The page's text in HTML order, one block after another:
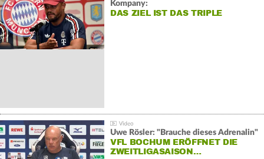
Kompany:
DAS ZIEL IST DAS TRIPLE
Uwe Rösler: "Brauche dieses Adrenalin"
VFL BOCHUM ERÖFFNET DIE
ZWEITLIGASAISON…